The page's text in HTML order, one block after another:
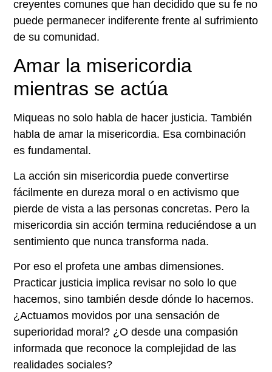
creyentes comunes que han decidido que su fe no
puede permanecer indiferente frente al sufrimiento
de su comunidad.
Amar la misericordia
mientras se actúa
Miqueas no solo habla de hacer justicia. También
habla de amar la misericordia. Esa combinación
es fundamental.
La acción sin misericordia puede convertirse
fácilmente en dureza moral o en activismo que
pierde de vista a las personas concretas. Pero la
misericordia sin acción termina reduciéndose a un
sentimiento que nunca transforma nada.
Por eso el profeta une ambas dimensiones.
Practicar justicia implica revisar no solo lo que
hacemos, sino también desde dónde lo hacemos.
¿Actuamos movidos por una sensación de
superioridad moral? ¿O desde una compasión
informada que reconoce la complejidad de las
realidades sociales?